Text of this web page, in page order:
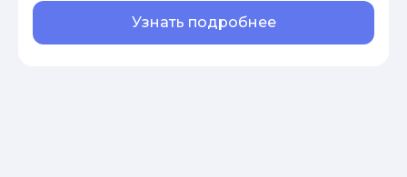
Узнать подробнее